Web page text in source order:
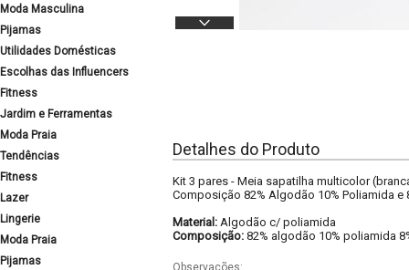
Moda Masculina
Pijamas
Utilidades Domésticas
Escolhas das Influencers
Fitness
Jardim e Ferramentas
Moda Praia
Tendências
Fitness
Lazer
Lingerie
Moda Praia
Pijamas
Detalhes do Produto
Kit 3 pares - Meia sapatilha multicolor
Composição 82% Algodão 10% Poliamida e
Material: Algodão c/ poliamida
Composição: 82% algodão 10% poliamida
Observações: